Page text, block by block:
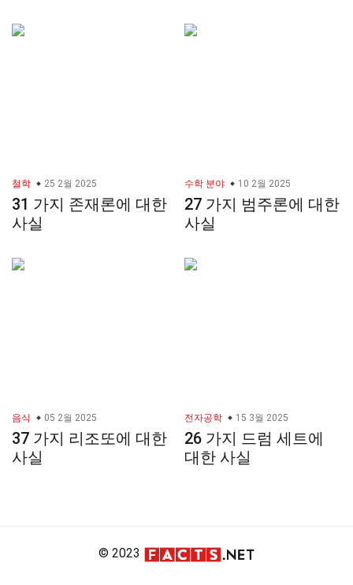
철학 25 2월 2025
31 가지 존재론에 대한
사실
수학 분야 10 2월 2025
27 가지 범주론에 대한
사실
음식 05 2월 2025
37 가지 리조또에 대한
사실
전자공학 15 3월 2025
26 가지 드럼 세트에
대한 사실
© 2023